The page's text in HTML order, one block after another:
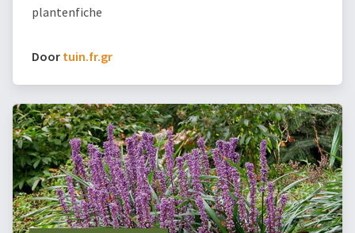
plantenfiche
Door tuin.fr.gr